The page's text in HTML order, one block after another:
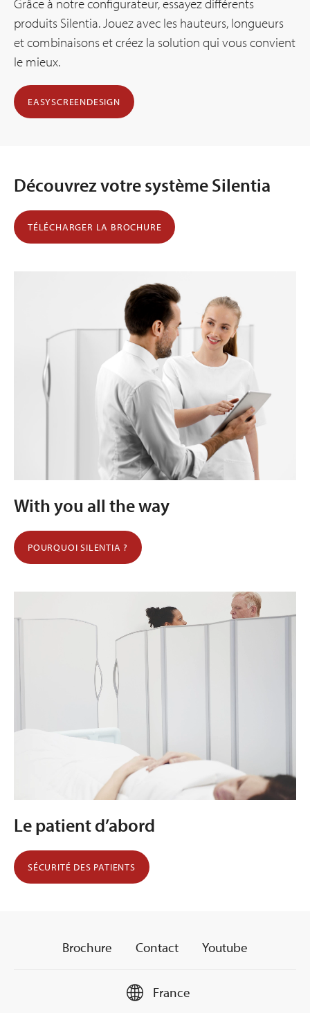
Grâce à notre configurateur, essayez différents
produits Silentia. Jouez avec les hauteurs, longueurs
et combinaisons et créez la solution qui vous convient
le mieux.
EASYSCREENDESIGN
Découvrez votre système Silentia
TÉLÉCHARGER LA BROCHURE
With you all the way
POURQUOI SILENTIA ?
Le patient d’abord
SÉCURITÉ DES PATIENTS
Brochure Contact Youtube
France